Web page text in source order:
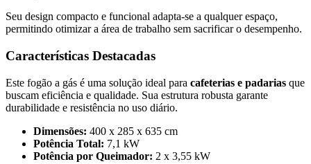
Seu design compacto e funcional adapta-se a qualquer espaço,
permitindo otimizar a área de trabalho sem sacrificar o desempenho.
Características Destacadas
Este fogão a gás é uma solução ideal para cafeterias e padarias que
buscam eficiência e qualidade. Sua estrutura robusta garante
durabilidade e resistência no uso diário.
Dimensões: 400 x 285 x 635 cm
Potência Total: 7,1 kW
Potência por Queimador: 2 x 3,55 kW